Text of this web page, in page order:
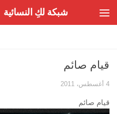
شبكة لكِ النسائية
قيام صائم
4 أغسطس، 2011
قيام صائم